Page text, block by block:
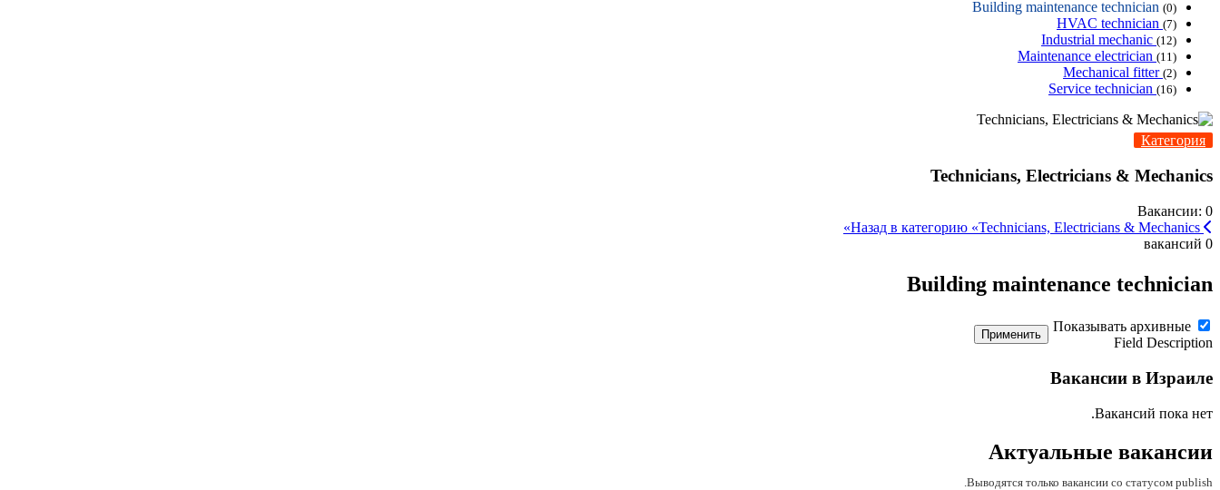
Building maintenance technician (0)
HVAC technician (7)
Industrial mechanic (12)
Maintenance electrician (11)
Mechanical fitter (2)
Service technician (16)
Категория
Technicians, Electricians & Mechanics
Вакансии: 0
0 вакансий
Building maintenance technician
Показывать архивные
Field Description
Применить
Вакансии в Израиле
Вакансий пока нет.
Актуальные вакансии
Выводятся только вакансии со статусом publish.